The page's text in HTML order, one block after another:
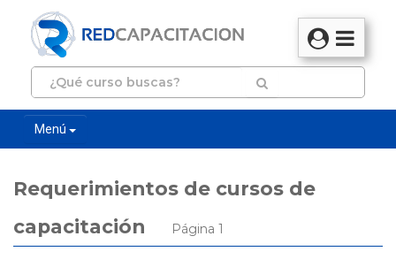
Menú
Requerimientos de cursos de
capacitación
Página 1